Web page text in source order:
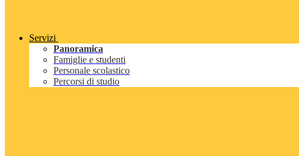
Servizi
Panoramica
Famiglie e studenti
Personale scolastico
Percorsi di studio